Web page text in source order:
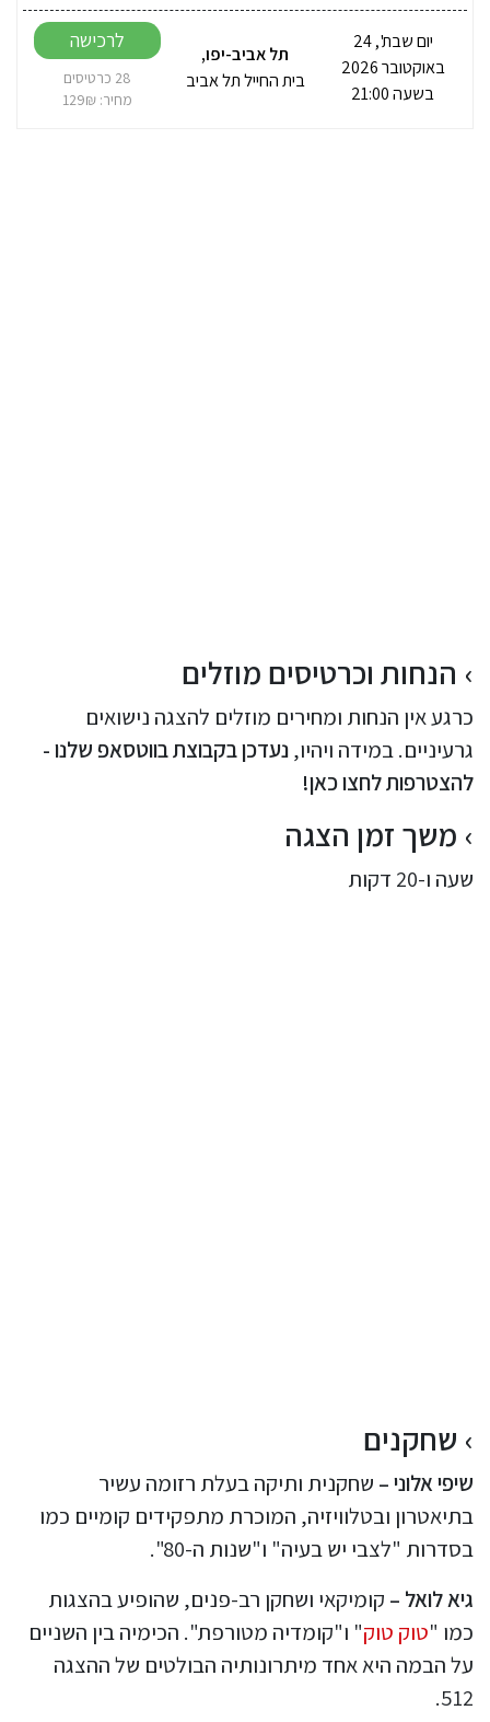
יום שבת', 24
באוקטובר 2026
בשעה 21:00
תל אביב-יפו,
בית החייל תל אביב
לרכישה
28 כרטיסים
מחיר: 129₪
הנחות וכרטיסים מוזלים
כרגע אין הנחות ומחירים מוזלים להצגה נישואים
גרעיניים. במידה ויהיו,נעדכן בקבוצת בווטסאפ שלנו -
להצטרפות לחצו כאן!
משך זמן הצגה
שעה ו-20 דקות
שחקנים
שיפי אלוני – שחקנית ותיקה בעלת רזומה עשיר
בתיאטרון ובטלוויזיה, המוכרת מתפקידים קומיים כמו
בסדרות "לצבי יש בעיה" ו"שנות ה-80".
גיא לואל – קומיקאי ושחקן רב-פנים, שהופיע בהצגות
כמו "טוק טוק" ו"קומדיה מטורפת". הכימיה בין השניים
על הבמה היא אחד מיתרונותיה הבולטים של ההצגה
512.